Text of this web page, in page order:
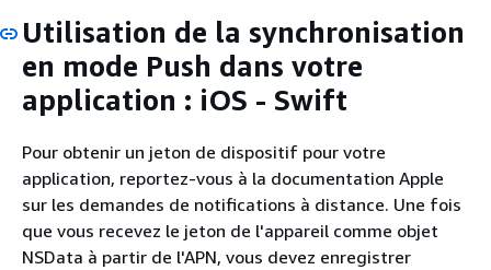
Utilisation de la synchronisation
en mode Push dans votre
application : iOS - Swift
Pour obtenir un jeton de dispositif pour votre
application, reportez-vous à la documentation Apple
sur les demandes de notifications à distance. Une fois
que vous recevez le jeton de l'appareil comme objet
NSData à partir de l'APN, vous devez enregistrer